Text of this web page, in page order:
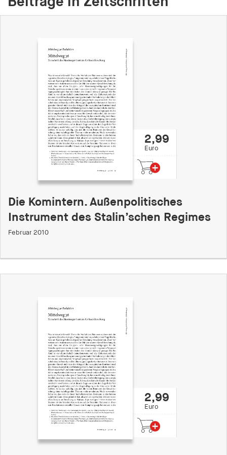
2,99
Euro
Die Komintern. Außenpolitisches
Instrument des Stalin’schen Regimes
Februar 2010
2,99
Euro
fonts_loaded
Cookie Laufzeit: